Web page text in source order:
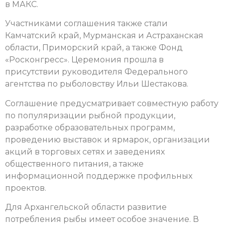
в МАКС.
Участниками соглашения также стали
Камчатский край, Мурманская и Астраханская
области, Приморский край, а также Фонд
«Росконгресс». Церемония прошла в
присутствии руководителя Федерального
агентства по рыболовству Ильи Шестакова.
Соглашение предусматривает совместную работу
по популяризации рыбной продукции,
разработке образовательных программ,
проведению выставок и ярмарок, организации
акций в торговых сетях и заведениях
общественного питания, а также
информационной поддержке профильных
проектов.
Для Архангельской области развитие
потребления рыбы имеет особое значение. В